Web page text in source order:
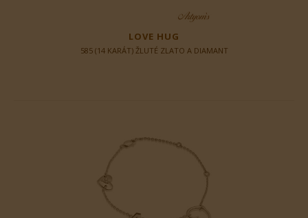
LOVE HUG
585 (14 KARÁT) ŽLUTÉ ZLATO A DIAMANT